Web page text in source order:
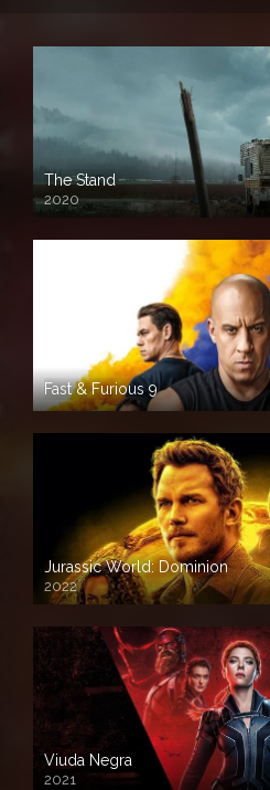
The Stand
2020
Fast & Furious 9
Jurassic World: Dominion
2022
Viuda Negra
2021